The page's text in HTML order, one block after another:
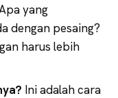
yang
dengan pesaing?
harus lebih
Ini adalah cara